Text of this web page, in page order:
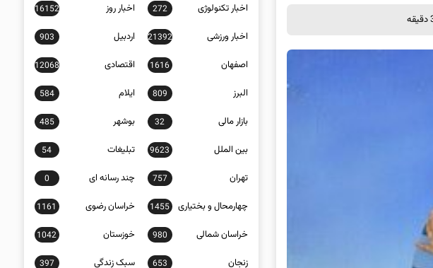
اخبار تکنولوژی 272 اخبار روز 16152
اخبار ورزشی 21392 اردبیل 903
اصفهان 1616 اقتصادی 12068
البرز 809 ایلام 584
بازار مالی 32 بوشهر 485
بین الملل 9623 تبلیغات 54
تهران 757 چند رسانه ای 0
چهارمحال و بختیاری 1455 خراسان رضوی 1161
خراسان شمالی 980 خوزستان 1042
زنجان 653 سبک زندگی 397